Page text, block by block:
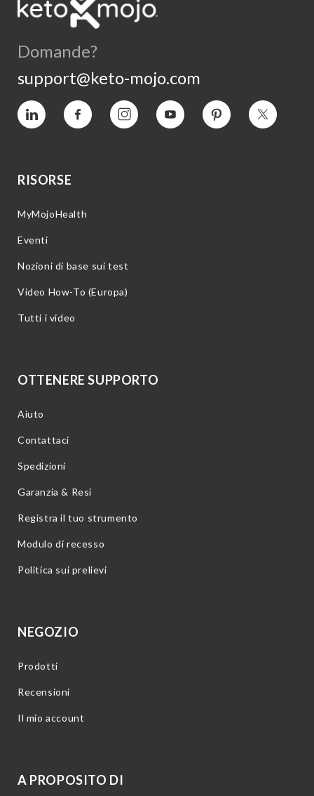
Domande?
support@keto-mojo.com
Vimeo Facebook InstagramYouTube Pinterest Twitter
RISORSE
MyMojoHealth
Eventi
Nozioni di base sui test
Video How-To (Europa)
Tutti i video
OTTENERE SUPPORTO
Aiuto
Contattaci
Spedizioni
Garanzia & Resi
Registra il tuo strumento
Modulo di recesso
Politica sui prelievi
NEGOZIO
Prodotti
Recensioni
Il mio account
A PROPOSITO DI